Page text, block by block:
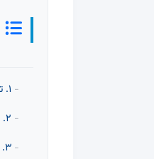
۱. توافق با شو تیان‌ران برای حفظ ظاهر سلطنتی
۲. عشق عمیق و تصاحب خوشبختی
۳. ابزاری برای آینده و اهرم فشار